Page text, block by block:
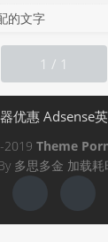
的文字
1 / 1
优惠 Adsense
2019 Theme
多思多金 加载